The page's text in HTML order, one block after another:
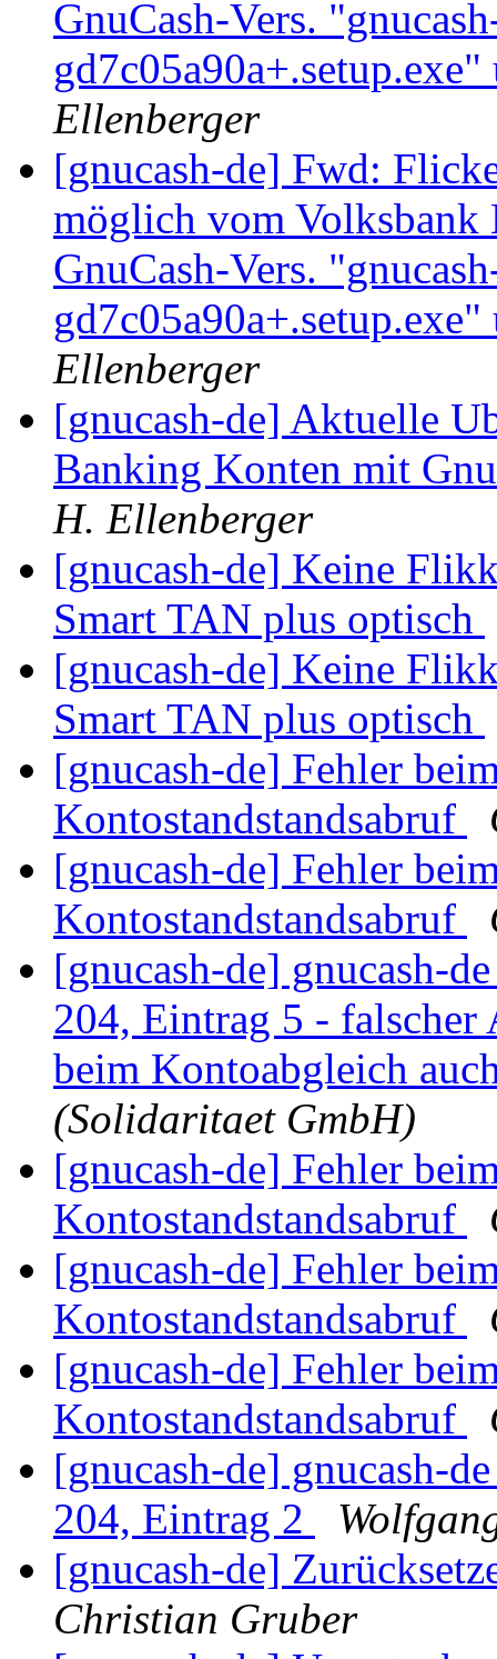
GnuCash-Vers.
Ellenberger
[gnucash-de] Fwd:
möglich vom Volksbank
GnuCash-Vers.
Ellenberger
[gnucash-de] Aktuelle
Banking Konten mit
H. Ellenberger
[gnucash-de] Keine
Smart TAN plus optisch
[gnucash-de] Keine
Smart TAN plus optisch
[gnucash-de] Fehler
Kontostandstandsabruf
[gnucash-de] Fehler
Kontostandstandsabruf
[gnucash-de] gnucash-
204, Eintrag 5 - falscher
beim Kontoabgleich
(Solidaritaet GmbH)
[gnucash-de] Fehler
Kontostandstandsabruf
[gnucash-de] Fehler
Kontostandstandsabruf
[gnucash-de] Fehler
Kontostandstandsabruf
[gnucash-de] gnucash-
204, Eintrag 2
[gnucash-de]
Christian Gruber